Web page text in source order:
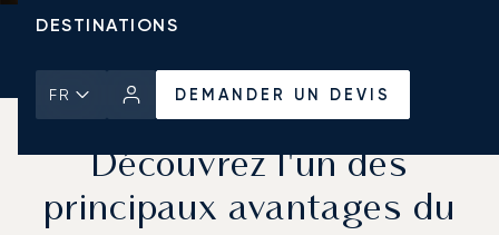
DESTINATIONS
FR DEMANDER UN DEVIS
Qu'est-ce qu'un FBO ?
Découvrez l'un des
principaux avantages du